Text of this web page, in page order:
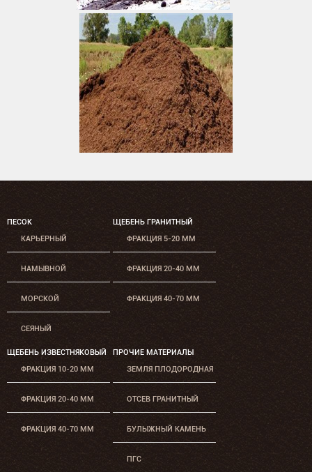
ПЕСОК
КАРЬЕРНЫЙ
НАМЫВНОЙ
МОРСКОЙ
СЕЯНЫЙ
ЩЕБЕНЬ ГРАНИТНЫЙ
ФРАКЦИЯ 5-20 ММ
ФРАКЦИЯ 20-40 ММ
ФРАКЦИЯ 40-70 ММ
ЩЕБЕНЬ ИЗВЕСТНЯКОВЫЙ
ФРАКЦИЯ 10-20 ММ
ФРАКЦИЯ 20-40 ММ
ФРАКЦИЯ 40-70 ММ
ПРОЧИЕ МАТЕРИАЛЫ
ЗЕМЛЯ ПЛОДОРОДНАЯ
ОТСЕВ ГРАНИТНЫЙ
БУЛЫЖНЫЙ КАМЕНЬ
ПГС